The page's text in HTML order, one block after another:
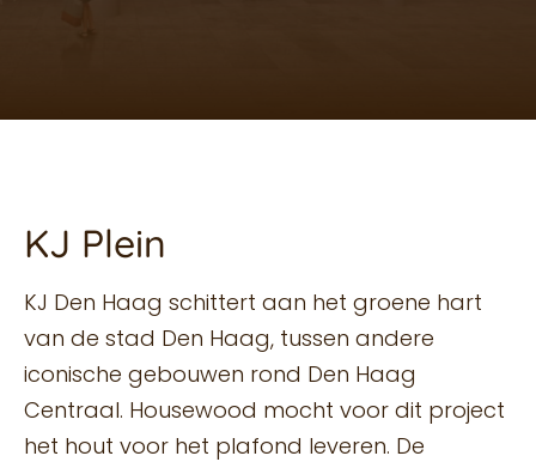
KJ Plein
KJ Den Haag schittert aan het groene hart
van de stad Den Haag, tussen andere
iconische gebouwen rond Den Haag
Centraal. Housewood mocht voor dit project
het hout voor het plafond leveren. De